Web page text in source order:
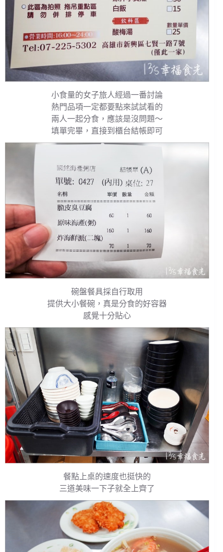
小食量的女子旅人經過一番討論
熱門品項一定都要點來試試看的
兩人一起分食，應該是沒問題～
填單完畢，直接到櫃台結帳即可
碗盤餐具採自行取用
提供大小餐碗，真是分食的好容器
感覺十分貼心
餐點上桌的速度也挺快的
三道美味一下子就全上齊了